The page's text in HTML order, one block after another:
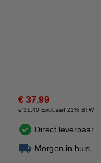
€ 37,99
€ 31,40 Exclusief 21% BTW
Direct leverbaar
Morgen in huis